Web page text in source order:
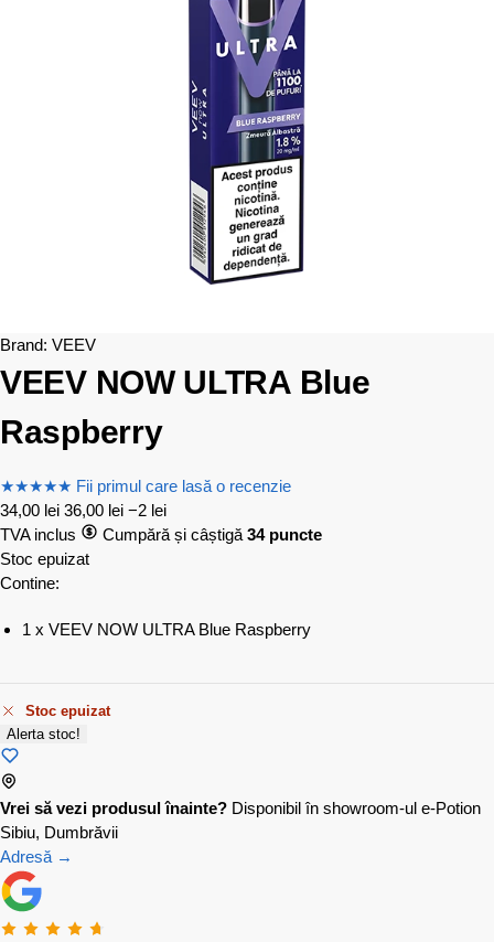
Brand: VEEV
VEEV NOW ULTRA Blue
Raspberry
★★★★★ Fii primul care lasă o recenzie
34,00 lei 36,00 lei −2 lei
TVA inclus
Cumpără și câștigă 34 puncte
Stoc epuizat
Contine:
1 x VEEV NOW ULTRA Blue Raspberry
Stoc epuizat
Alerta stoc!
Vrei să vezi produsul înainte? Disponibil în showroom-ul e-Potion
Sibiu, Dumbrăvii
Adresă →